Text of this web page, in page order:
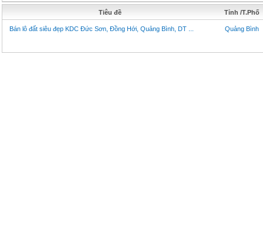
Tiêu đề Tỉnh /T.Phố
Bán lô đất siêu đẹp KDC Đức Sơn, Đồng Hới, Quảng Bình, DT ... Quảng Bình